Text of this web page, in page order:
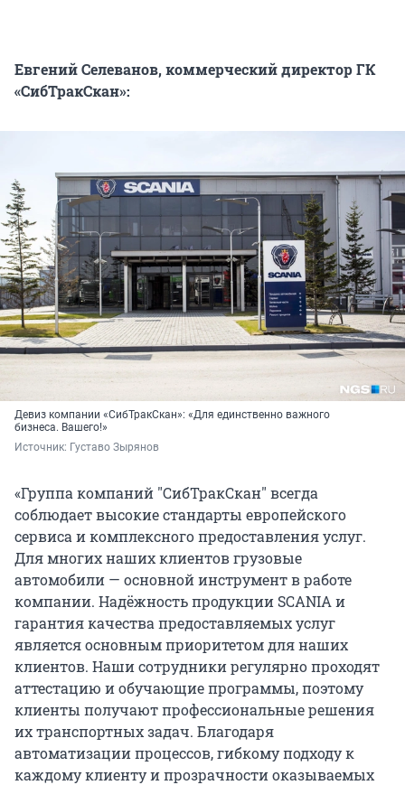
Евгений Селеванов, коммерческий директор ГК
«СибТракСкан»:
Девиз компании «СибТракСкан»: «Для единственно важного
бизнеса. Вашего!»
Источник: Густаво Зырянов
«Группа компаний "СибТракСкан" всегда
соблюдает высокие стандарты европейского
сервиса и комплексного предоставления услуг.
Для многих наших клиентов грузовые
автомобили — основной инструмент в работе
компании. Надёжность продукции SCANIA и
гарантия качества предоставляемых услуг
является основным приоритетом для наших
клиентов. Наши сотрудники регулярно проходят
аттестацию и обучающие программы, поэтому
клиенты получают профессиональные решения
их транспортных задач. Благодаря
автоматизации процессов, гибкому подходу к
каждому клиенту и прозрачности оказываемых